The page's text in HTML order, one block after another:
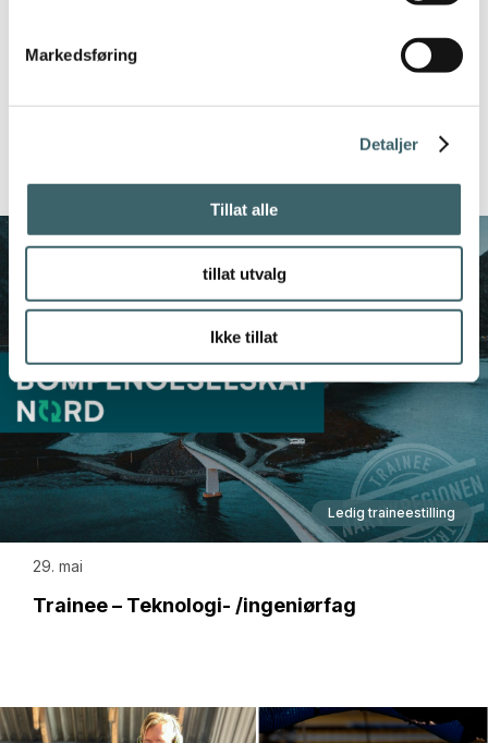
Markedsføring
Detaljer
Tillat alle
tillat utvalg
Ikke tillat
Ledig traineestilling
29. mai
Trainee – Teknologi- /ingeniørfag